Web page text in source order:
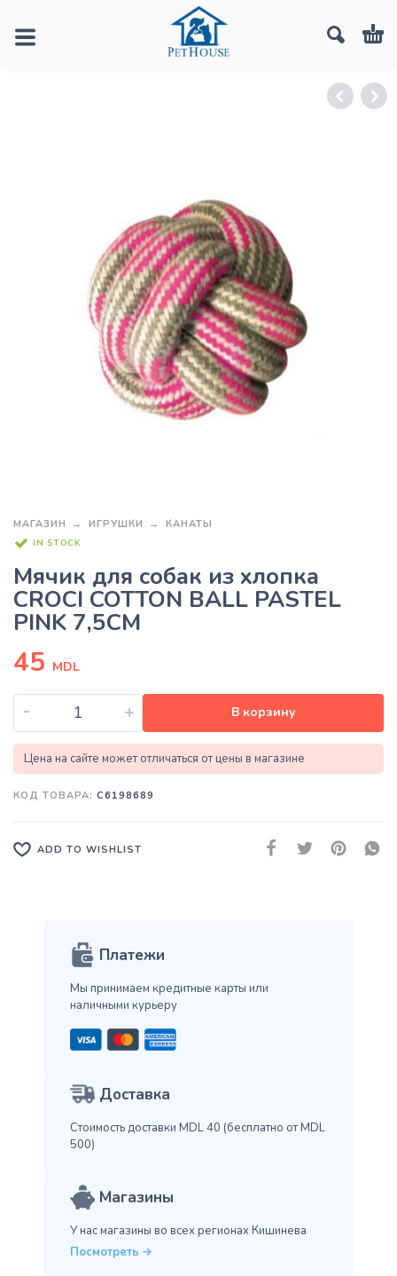
МАГАЗИН ИГРУШКИ КАНАТЫ
IN STOCK
Мячик для собак из хлопка
CROCI COTTON BALL PASTEL
PINK 7,5CM
45 MDL
- + В корзину
Цена на сайте может отличаться от цены в магазине
КОД ТОВАРА: C6198689
ADD TO WISHLIST
Платежи
Мы принимаем кредитные карты или
наличными курьеру
Доставка
Стоимость доставки MDL 40 (бесплатно от MDL
500)
Магазины
У нас магазины во всех регионах Кишинева
Посмотреть